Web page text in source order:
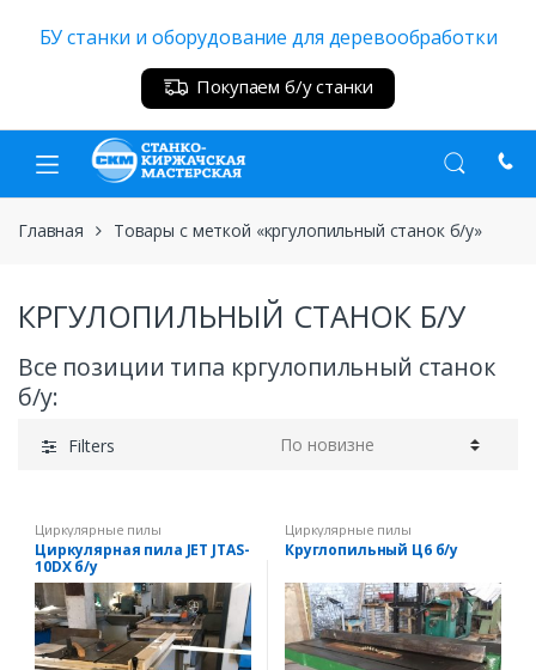
БУ станки и оборудование для деревообработки
Покупаем б/у станки
Главная Товары с меткой «кргулопильный станок б/у»
КРГУЛОПИЛЬНЫЙ СТАНОК Б/У
Все позиции типа кргулопильный станок
б/у:
Filters
Циркулярные пилы
Циркулярная пила JET JTAS-
10DX б/у
Циркулярные пилы
Круглопильный Ц6 б/у